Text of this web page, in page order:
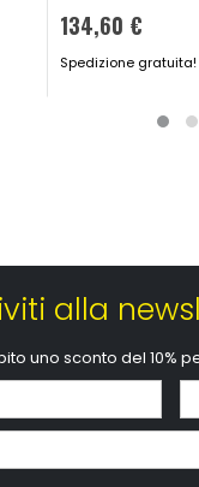
134,60 €
Spedizione gratuita!
alla
uno sconto del 10%